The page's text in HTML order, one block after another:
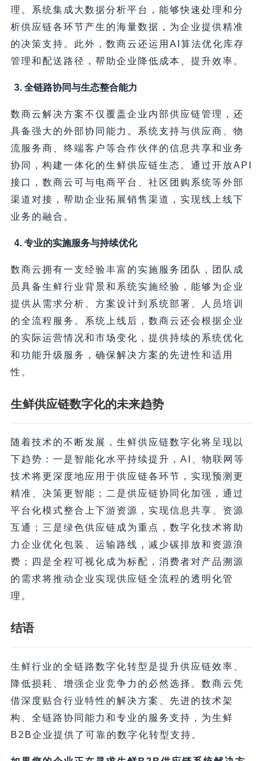
理。系统集成大数据分析平台，能够快速处理和分
析供应链各环节产生的海量数据，为企业提供精准
的决策支持。此外，数商云还运用AI算法优化库存
管理和配送路径，帮助企业降低成本、提升效率。
3. 全链路协同与生态整合能力
数商云解决方案不仅覆盖企业内部供应链管理，还
具备强大的外部协同能力。系统支持与供应商、物
流服务商、终端客户等合作伙伴的信息共享和业务
协同，构建一体化的生鲜供应链生态。通过开放API
接口，数商云可与电商平台、社区团购系统等外部
渠道对接，帮助企业拓展销售渠道，实现线上线下
业务的融合。
4. 专业的实施服务与持续优化
数商云拥有一支经验丰富的实施服务团队，团队成
员具备生鲜行业背景和系统实施经验，能够为企业
提供从需求分析、方案设计到系统部署、人员培训
的全流程服务。系统上线后，数商云还会根据企业
的实际运营情况和市场变化，提供持续的系统优化
和功能升级服务，确保解决方案的先进性和适用
性。
生鲜供应链数字化的未来趋势
随着技术的不断发展，生鲜供应链数字化将呈现以
下趋势：一是智能化水平持续提升，AI、物联网等
技术将更深度地应用于供应链各环节，实现预测更
精准、决策更智能；二是供应链协同化加强，通过
平台化模式整合上下游资源，实现信息共享、资源
互通；三是绿色供应链成为重点，数字化技术将助
力企业优化包装、运输路线，减少碳排放和资源浪
费；四是全程可视化成为标配，消费者对产品溯源
的需求将推动企业实现供应链全流程的透明化管
理。
结语
生鲜行业的全链路数字化转型是提升供应链效率、
降低损耗、增强企业竞争力的必然选择。数商云凭
借深度贴合行业特性的解决方案、先进的技术架
构、全链路协同能力和专业的服务支持，为生鲜
B2B企业提供了可靠的数字化转型支持。